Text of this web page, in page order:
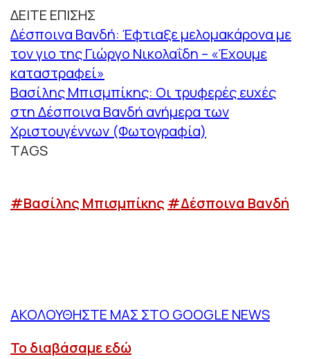
ΔΕΙΤΕ ΕΠΙΣΗΣ
Δέσποινα Βανδή: Έφτιαξε μελομακάρονα με
τον γιο της Γιώργο Νικολαΐδη – «Έχουμε
καταστραφεί»
Βασίλης Μπισμπίκης: Οι τρυφερές ευχές
στη Δέσποινα Βανδή ανήμερα των
Χριστουγέννων (Φωτογραφία)
TAGS
#Βασίλης Μπισμπίκης #Δέσποινα Βανδή
ΑΚΟΛΟΥΘΗΣΤΕ ΜΑΣ ΣΤΟ GOOGLE NEWS
Το διαβάσαμε εδώ